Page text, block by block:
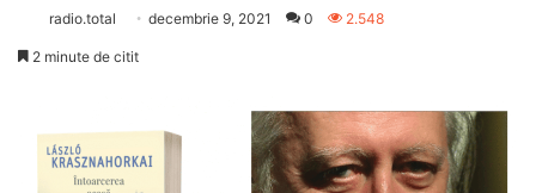
radio.total decembrie 9, 2021 0 2.548
2 minute de citit